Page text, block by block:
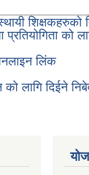
को
लिंक
लागि दिईने